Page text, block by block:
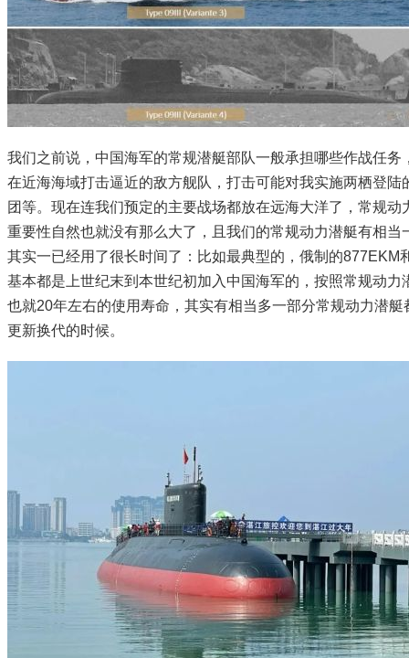
我们之前说，中国海军的常规潜艇部队一般承担哪些作战任务
在近海海域打击逼近的敌方舰队，打击可能对我实施两栖登陆
团等。现在连我们预定的主要战场都放在远海大洋了，常规动
重要性自然也就没有那么大了，且我们的常规动力潜艇有相当
其实一已经用了很长时间了：比如最典型的，俄制的877EKM
基本都是上世纪末到本世纪初加入中国海军的，按照常规动力
也就20年左右的使用寿命，其实有相当多一部分常规动力潜艇
更新换代的时候。